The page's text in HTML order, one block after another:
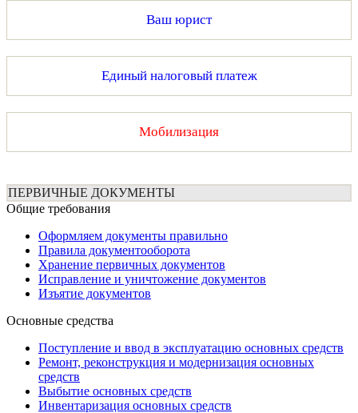
Ваш юрист
Единый налоговый платеж
Мобилизация
ПЕРВИЧНЫЕ ДОКУМЕНТЫ
Общие требования
Оформляем документы правильно
Правила документооборота
Хранение первичных документов
Исправление и уничтожение документов
Изъятие документов
Основные средства
Поступление и ввод в эксплуатацию основных средств
Ремонт, реконструкция и модернизация основных
средств
Выбытие основных средств
Инвентаризация основных средств